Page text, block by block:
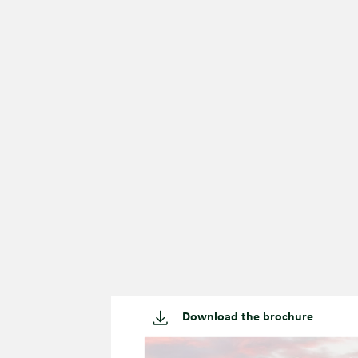
Download the brochure